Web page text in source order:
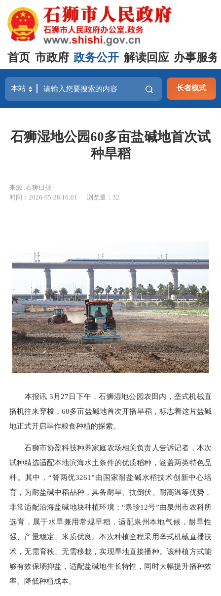
首页 市政府 政务公开 解读回应 办事服务
长者模式
石狮湿地公园60多亩盐碱地首次试
种旱稻
来源 :石狮日报
时间：2026-05-28 16:01
浏览量： 32
本报讯 5月27日下午，石狮湿地公园农田内，垄式机械直
播机往来穿梭，60多亩盐碱地首次开播旱稻，标志着这片盐碱
地正式开启旱作粮食种植的探索。
石狮市协盈科技种养家庭农场相关负责人告诉记者，本次
试种精选适配本地滨海水土条件的优质稻种，涵盖两类特色品
种。其中，“箐两优3261”由国家耐盐碱水稻技术创新中心培
育，为耐盐碱中稻品种，具备耐旱、抗倒伏、耐高温等优势，
非常适配沿海盐碱地块种植环境；“泉珍12号”由泉州市农科所
选育，属于水旱兼用常规早稻，适配泉州本地气候，耐旱性
强、产量稳定、米质优良。本次种植全程采用垄式机械直播技
术，无需育秧、无需移栽，实现旱地直接播种。该种植方式能
够有效保墒抑盐，适配盐碱地生长特性，同时大幅提升播种效
率、降低种植成本。